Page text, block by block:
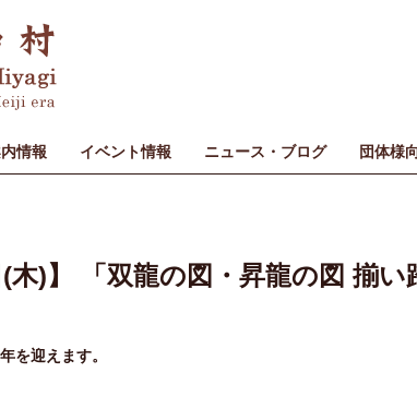
情報 イベント情報 ニュース・ブログ 団体様
(木)】 「双龍の図・昇龍の図 揃
を迎えます。